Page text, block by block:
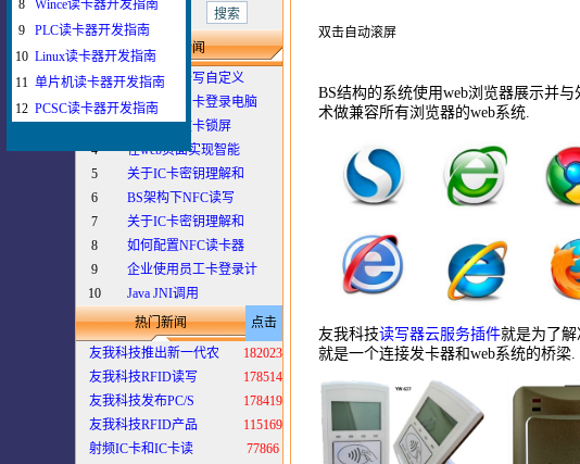
最新新闻
1
如何给IC卡写自定义
2
如何配置刷卡登录电脑
3
插卡登录拔卡锁屏
4
在web页面实现智能
5
关于IC卡密钥理解和
6
BS架构下NFC读写
7
关于IC卡密钥理解和
8
如何配置NFC读卡器
9
企业使用员工卡登录计
10
Java JNI调用
热门新闻
点击
友我科技推出新一代农
182023
友我科技RFID读写
178514
友我科技发布PC/S
178419
友我科技RFID产品
115169
射频IC卡和IC卡读
77866
双击自动滚屏
BS结构的系统使用web浏览器展示并
术做兼容所有浏览器的web系统.
友我科技读写器云服务插件就是为了解
就是一个连接发卡器和web系统的桥梁.
8
Wince读卡器开发指南
9
PLC读卡器开发指南
10 Linux读卡器开发指南
11 单片机读卡器开发指南
12 PCSC读卡器开发指南